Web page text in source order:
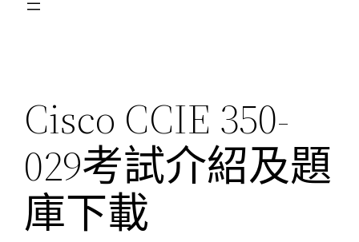
Cisco CCIE 350-
029考試介紹及題
庫下載